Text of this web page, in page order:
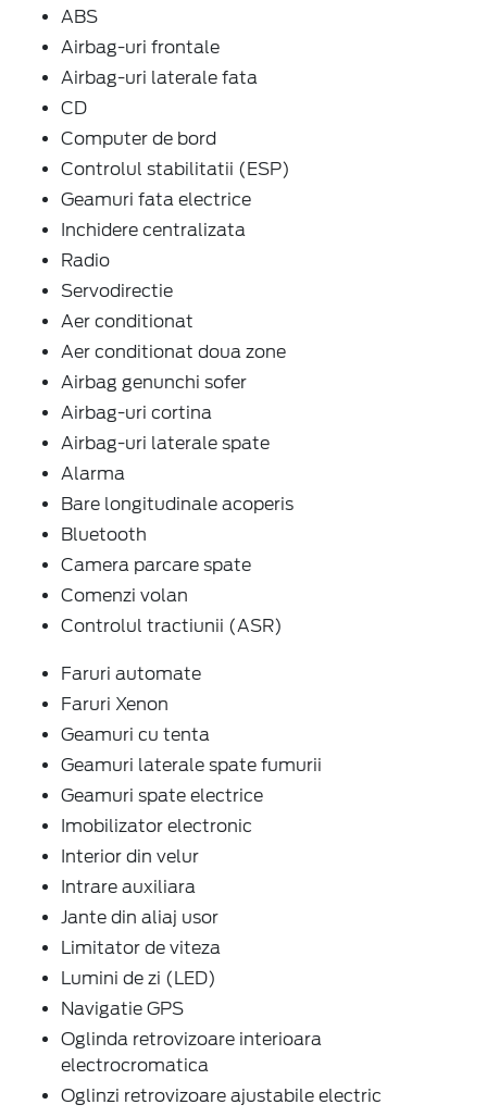
ABS
Airbag-uri frontale
Airbag-uri laterale fata
CD
Computer de bord
Controlul stabilitatii (ESP)
Geamuri fata electrice
Inchidere centralizata
Radio
Servodirectie
Aer conditionat
Aer conditionat doua zone
Airbag genunchi sofer
Airbag-uri cortina
Airbag-uri laterale spate
Alarma
Bare longitudinale acoperis
Bluetooth
Camera parcare spate
Comenzi volan
Controlul tractiunii (ASR)
Faruri automate
Faruri Xenon
Geamuri cu tenta
Geamuri laterale spate fumurii
Geamuri spate electrice
Imobilizator electronic
Interior din velur
Intrare auxiliara
Jante din aliaj usor
Limitator de viteza
Lumini de zi (LED)
Navigatie GPS
Oglinda retrovizoare interioara
electrocromatica
Oglinzi retrovizoare ajustabile electric